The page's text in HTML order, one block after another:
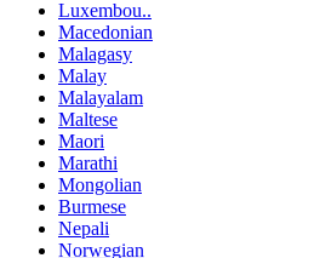
Luxembou..
Macedonian
Malagasy
Malay
Malayalam
Maltese
Maori
Marathi
Mongolian
Burmese
Nepali
Norwegian